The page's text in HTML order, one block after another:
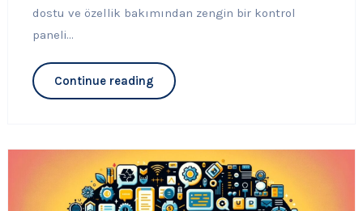
dostu ve özellik bakımından zengin bir kontrol
paneli...
Continue reading